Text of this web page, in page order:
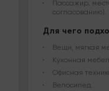
Пассажир.
согласованию).
Для чего
Вещи, мягкая
Кухонная
Офисная
Велосипед.